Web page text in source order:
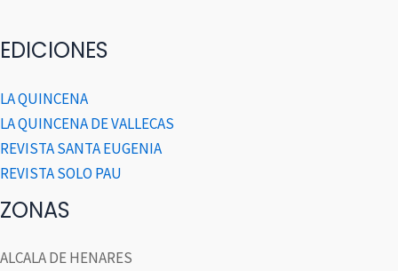
EDICIONES
LA QUINCENA
LA QUINCENA DE VALLECAS
REVISTA SANTA EUGENIA
REVISTA SOLO PAU
ZONAS
ALCALA DE HENARES